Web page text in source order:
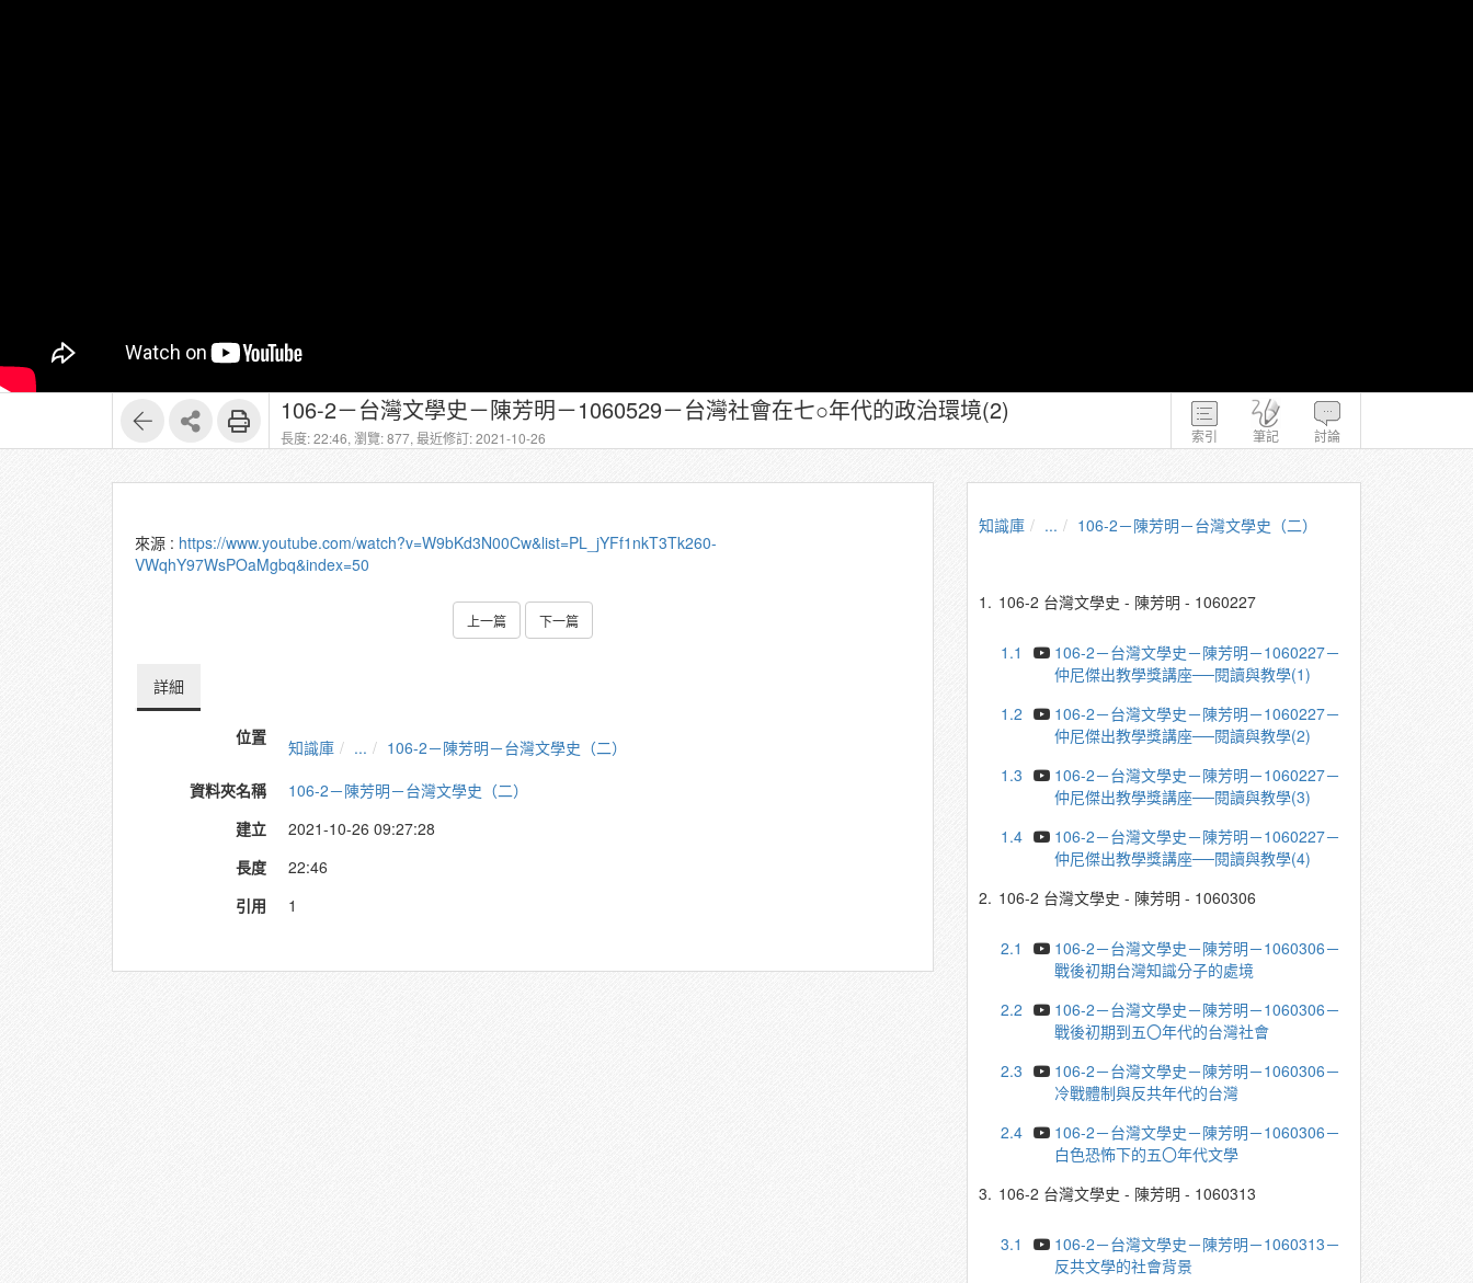
索引 筆記 討論
106-2－台灣文學史－陳芳明－1060529－台灣社會在七○年代的政治環境(2)
長度: 22:46, 瀏覽: 877, 最近修訂: 2021-10-26
來源 : https://www.youtube.com/watch?v=W9bKd3N00Cw&list=PL_jYFf1nkT3Tk260-
VWqhY97WsPOaMgbq&index=50
上一篇 下一篇
詳細
位置 知識庫 ...
106-2－陳芳明－台灣文學史（二）
資料夾名稱
106-2－陳芳明－台灣文學史（二）
建立
2021-10-26 09:27:28
長度
22:46
引用
1
知識庫 ... 106-2－陳芳明－台灣文學史（二）
1. 106-2 台灣文學史 - 陳芳明 - 1060227
1.1
106-2－台灣文學史－陳芳明－1060227－
仲尼傑出教學獎講座──閱讀與教學(1)
1.2
106-2－台灣文學史－陳芳明－1060227－
仲尼傑出教學獎講座──閱讀與教學(2)
1.3
106-2－台灣文學史－陳芳明－1060227－
仲尼傑出教學獎講座──閱讀與教學(3)
1.4
106-2－台灣文學史－陳芳明－1060227－
仲尼傑出教學獎講座──閱讀與教學(4)
2. 106-2 台灣文學史 - 陳芳明 - 1060306
2.1
106-2－台灣文學史－陳芳明－1060306－
戰後初期台灣知識分子的處境
2.2
106-2－台灣文學史－陳芳明－1060306－
戰後初期到五〇年代的台灣社會
2.3
106-2－台灣文學史－陳芳明－1060306－
冷戰體制與反共年代的台灣
2.4
106-2－台灣文學史－陳芳明－1060306－
白色恐怖下的五〇年代文學
3. 106-2 台灣文學史 - 陳芳明 - 1060313
3.1
106-2－台灣文學史－陳芳明－1060313－
反共文學的社會背景